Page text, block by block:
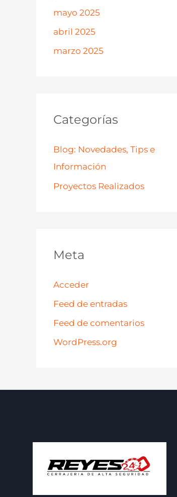
mayo 2025
abril 2025
marzo 2025
Categorías
Blog: Novedades, Tips e
Información
Proyectos Realizados
Meta
Acceder
Feed de entradas
Feed de comentarios
WordPress.org